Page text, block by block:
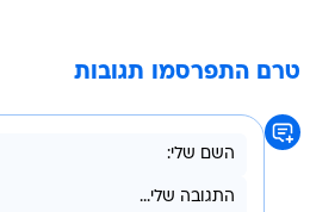
טרם התפרסמו תגובות